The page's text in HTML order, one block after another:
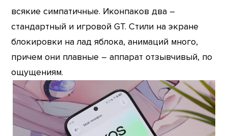
всякие симпатичные. Иконпаков два –
стандартный и игровой GT. Стили на экране
блокировки на лад яблока, анимаций много,
причем они плавные – аппарат отзывчивый, по
ощущениям.